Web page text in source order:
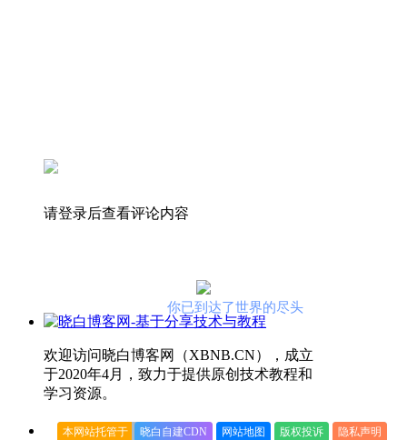
请登录后查看评论内容
你已到达了世界的尽头
欢迎访问晓白博客网（XBNB.CN），成立
于2020年4月，致力于提供原创技术教程和
学习资源。
本网站托管于 晓白自建CDN 网站地图 版权投诉
隐私声明